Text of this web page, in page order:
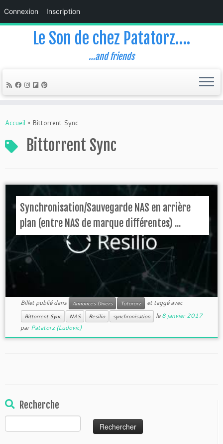
Connexion Inscription
Le Son de chez Patatorz….
…and friends
Accueil » Bittorrent Sync
Bittorrent Sync
Synchronisation/Sauvegarde NAS en arrière
plan (entre NAS de marque différentes) ...
Billet publié dans Annonces Divers Tutororz et taggé avec
Bittorrent Sync NAS Resilio synchronisation le8 janvier 2017
parPatatorz (Ludovic)
Recherche